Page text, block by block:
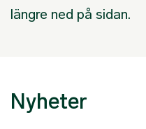
längre ned på sidan.
Nyheter